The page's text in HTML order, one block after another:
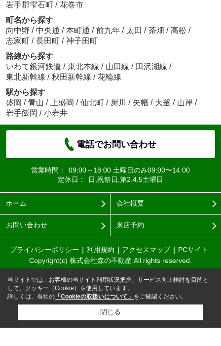
岩手郡雫石町
/ 花巻市
町名から探す
向中野 / 中央通 / 本町通 / 前九年 / 太田 / 茶畑 / 高松 /
志家町 / 長田町 / 神子田町
路線から探す
いわて銀河鉄道 / 東北本線 / 山田線 / 田沢湖線 /
東北新幹線 / 秋田新幹線 / 花輪線
駅から探す
盛岡 / 青山 / 上盛岡 / 仙北町 / 厨川 / 矢幅 / 大釜 / 山岸 /
岩手飯岡 / 小岩井
電話でお問い合わせ
営業時間：
09:00～18:00 土曜日のみ09:00〜14:00
定休日：
日,祝祭日,第2.4.5土曜日
ホーム 会社概要
お問い合わせ 来店予約
プライバシーポリシー 利用規約 アクセスマップ
PCサイト
Copyright(c) 株式会社森の不動産 All rights reserved.
当サイトでは、お客様の当サイト利用状況把握、サービス向上検討を目的と
して、クッキー（Cookie）を使用しています。
詳しくは、当社の 「Cookieの取扱いについて」 をご確認ください。
閉じる